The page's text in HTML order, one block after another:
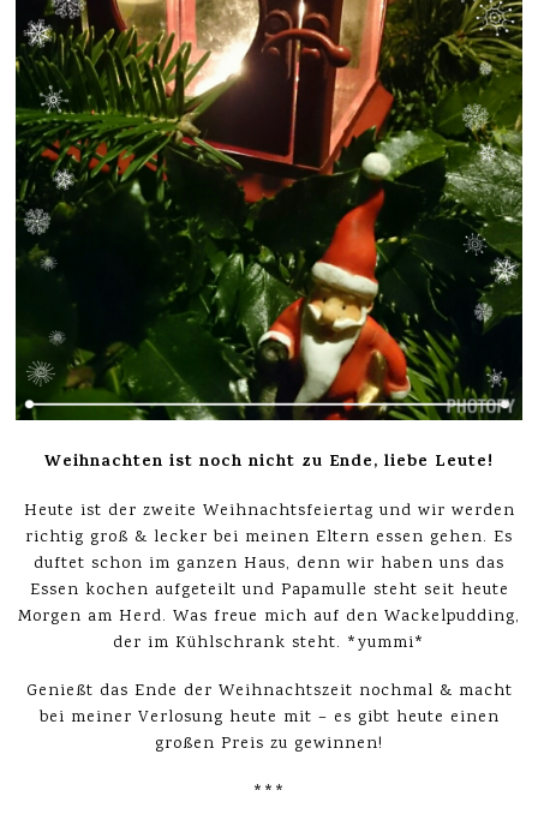
Weihnachten ist noch nicht zu Ende, liebe Leute!
Heute ist der zweite Weihnachtsfeiertag und wir werden
richtig groß & lecker bei meinen Eltern essen gehen. Es
duftet schon im ganzen Haus, denn wir haben uns das
Essen kochen aufgeteilt und Papamulle steht seit heute
Morgen am Herd. Was freue mich auf den Wackelpudding,
der im Kühlschrank steht. *yummi*
Genießt das Ende der Weihnachtszeit nochmal & macht
bei meiner Verlosung heute mit – es gibt heute einen
großen Preis zu gewinnen!
***